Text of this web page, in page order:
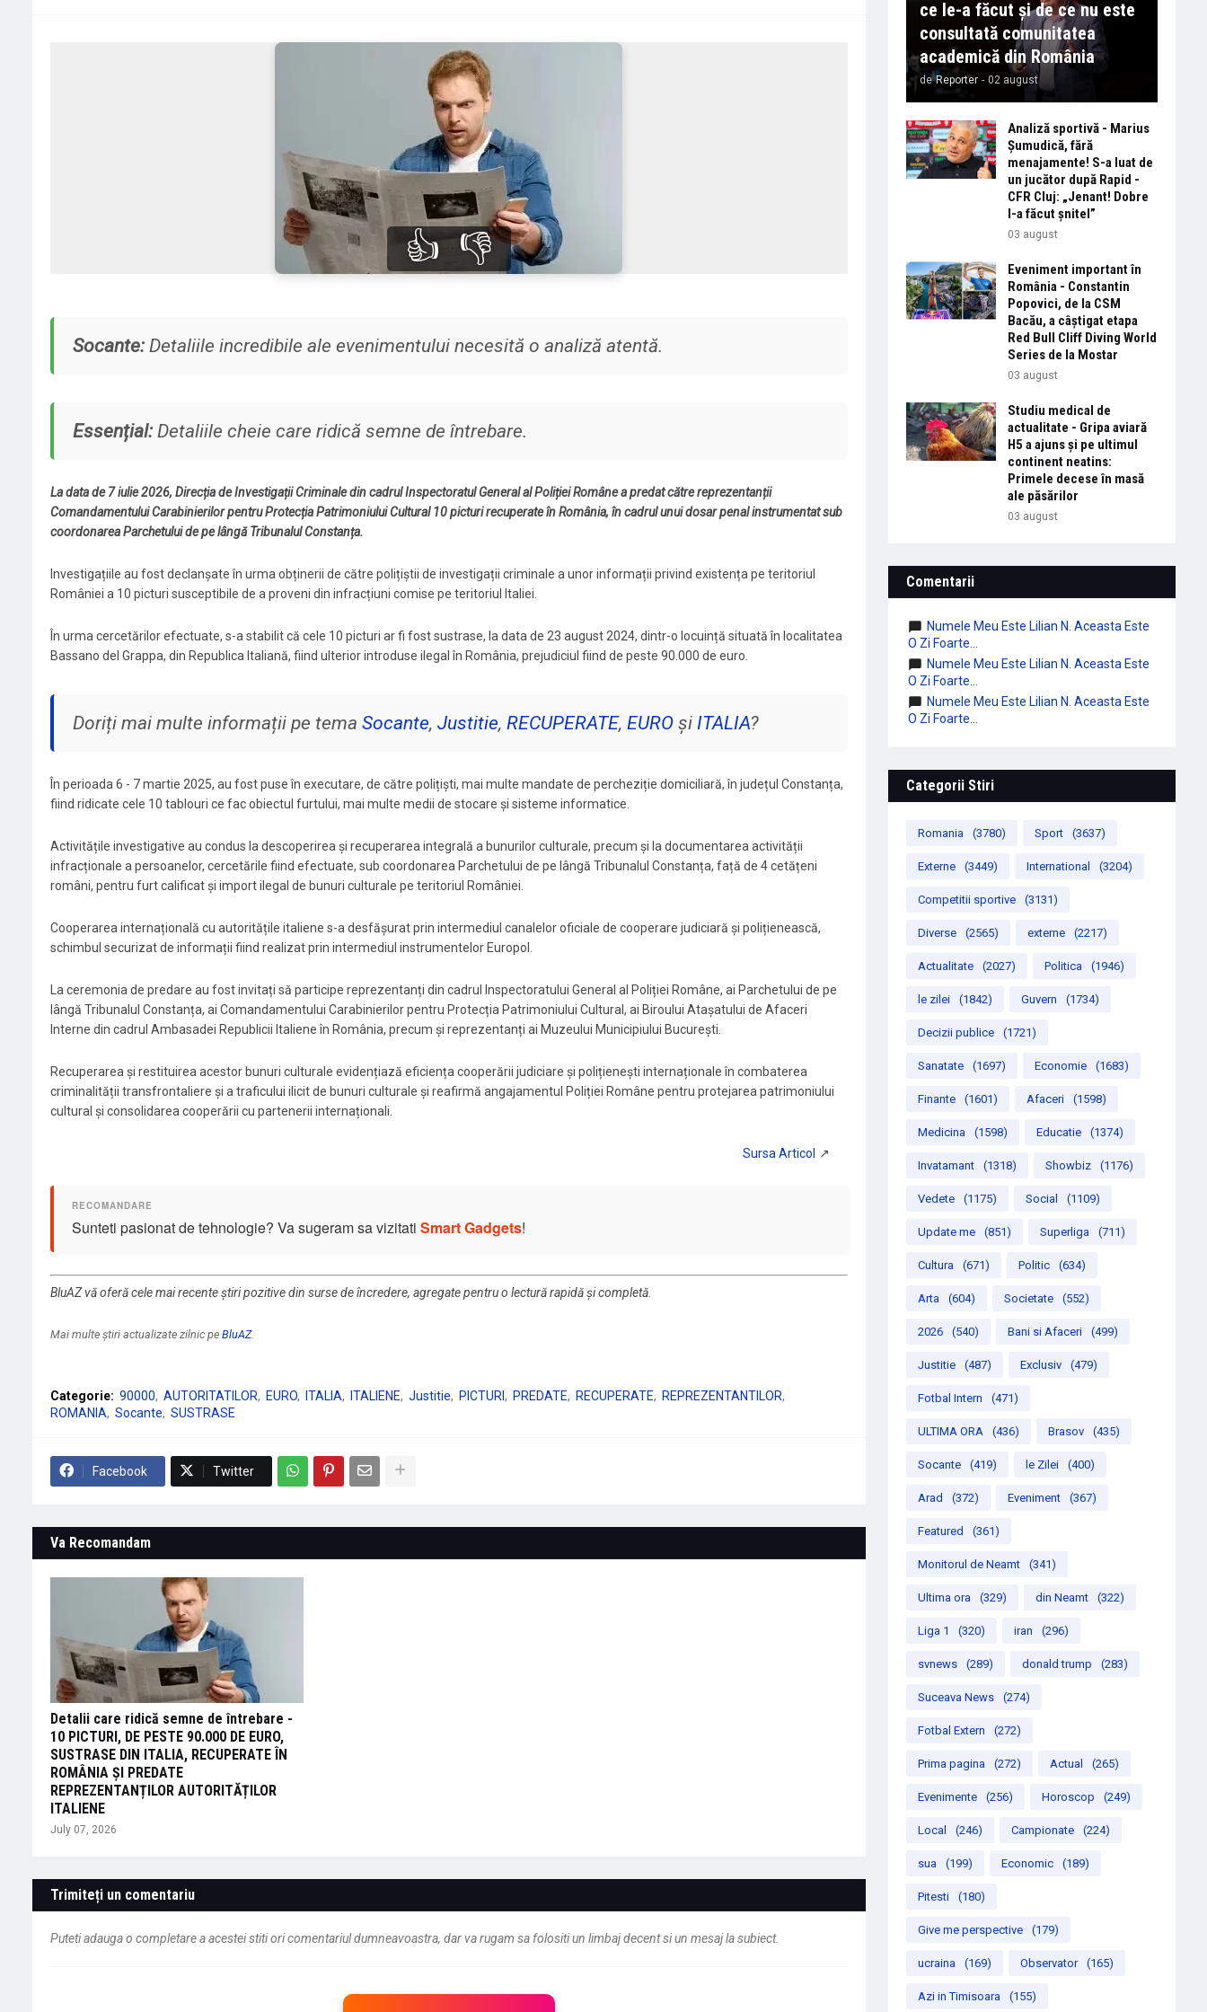
👍 👎
Socante:Detaliile incredibile ale evenimentului necesită o analiză atentă.
Essențial:Detaliile cheie care ridică semne de întrebare.
La data de 7 iulie 2026, Direcția de Investigații Criminale din cadrul Inspectoratul General al Poliției Române a predat către reprezentanții
Comandamentului Carabinierilor pentru Protecția Patrimoniului Cultural 10 picturi recuperate în România, în cadrul unui dosar penal instrumentat sub
coordonarea Parchetului de pe lângă Tribunalul Constanța.
Investigațiile au fost declanșate în urma obținerii de către polițiștii de investigații criminale a unor informații privind existența pe teritoriul
României a 10 picturi susceptibile de a proveni din infracțiuni comise pe teritoriul Italiei.
În urma cercetărilor efectuate, s-a stabilit că cele 10 picturi ar fi fost sustrase, la data de 23 august 2024, dintr-o locuință situată în localitatea
Bassano del Grappa, din Republica Italiană, fiind ulterior introduse ilegal în România, prejudiciul fiind de peste 90.000 de euro.
Doriți mai multe informații pe tema Socante, Justitie, RECUPERATE, EUROși ITALIA?
În perioada 6 - 7 martie 2025, au fost puse în executare, de către polițiști, mai multe mandate de percheziție domiciliară, în județul Constanța,
fiind ridicate cele 10 tablouri ce fac obiectul furtului, mai multe medii de stocare și sisteme informatice.
Activitățile investigative au condus la descoperirea și recuperarea integrală a bunurilor culturale, precum și la documentarea activității
infracționale a persoanelor, cercetările fiind efectuate, sub coordonarea Parchetului de pe lângă Tribunalul Constanța, față de 4 cetățeni
români, pentru furt calificat și import ilegal de bunuri culturale pe teritoriul României.
Cooperarea internațională cu autoritățile italiene s-a desfășurat prin intermediul canalelor oficiale de cooperare judiciară și polițienească,
schimbul securizat de informații fiind realizat prin intermediul instrumentelor Europol.
La ceremonia de predare au fost invitați să participe reprezentanți din cadrul Inspectoratului General al Poliției Române, ai Parchetului de pe
lângă Tribunalul Constanța, ai Comandamentului Carabinierilor pentru Protecția Patrimoniului Cultural, ai Biroului Atașatului de Afaceri
Interne din cadrul Ambasadei Republicii Italiene în România, precum și reprezentanți ai Muzeului Municipiului București.
Recuperarea și restituirea acestor bunuri culturale evidențiază eficiența cooperării judiciare și polițienești internaționale în combaterea
criminalității transfrontaliere și a traficului ilicit de bunuri culturale și reafirmă angajamentul Poliției Române pentru protejarea patrimoniului
cultural și consolidarea cooperării cu partenerii internaționali.
Sunteti pasionat de tehnologie? Va sugeram sa vizitati Smart Gadgets!
BluAZ vă oferă cele mai recente știri pozitive din surse de încredere, agregate pentru o lectură rapidă și completă.
Mai multe știri actualizate zilnic pe BluAZ.
Categorie: 90000 AUTORITATILOR EURO ITALIA ITALIENE Justitie PICTURI PREDATE RECUPERATE
REPREZENTANTILOR
ROMANIA
Socante SUSTRASE
Facebook Twitter
Va Recomandam
Detalii care ridică semne de întrebare -
10 PICTURI, DE PESTE 90.000 DE EURO,
SUSTRASE DIN ITALIA, RECUPERATE ÎN
ROMÂNIA ȘI PREDATE
REPREZENTANȚILOR AUTORITĂȚILOR
ITALIENE
July 07, 2026
Trimiteți un comentariu
Puteti adauga o completare a acestei stiti ori comentariul dumneavoastra, dar va rugam sa folositi un limbaj decent si un mesaj la subiect.
ce le-a făcut și de ce nu este
consultată comunitatea
academică din România
de Reporter - 02 august
Analiză sportivă - Marius
Șumudică, fără
menajamente! S-a luat de
un jucător după Rapid -
CFR Cluj: „Jenant! Dobre
l-a făcut șnitel”
03 august
Eveniment important în
România - Constantin
Popovici, de la CSM
Bacău, a câștigat etapa
Red Bull Cliff Diving World
Series de la Mostar
03 august
Studiu medical de
actualitate - Gripa aviară
H5 a ajuns și pe ultimul
continent neatins:
Primele decese în masă
ale păsărilor
03 august
Comentarii
Numele Meu Este Lilian N. Aceasta Este
O Zi Foarte...
Numele Meu Este Lilian N. Aceasta Este
O Zi Foarte...
Numele Meu Este Lilian N. Aceasta Este
O Zi Foarte...
Categorii Stiri
Romania (3780) Sport (3637)
Externe (3449) International (3204)
Competitii sportive (3131)
Diverse (2565) externe (2217)
Actualitate (2027) Politica (1946)
le zilei (1842) Guvern (1734)
Decizii publice (1721)
Sanatate (1697) Economie (1683)
Finante (1601) Afaceri (1598)
Medicina (1598) Educatie (1374)
Invatamant (1318) Showbiz (1176)
Vedete (1175) Social (1109)
Update me (851) Superliga (711)
Cultura (671) Politic (634)
Arta (604) Societate (552)
2026 (540) Bani si Afaceri (499)
Justitie (487) Exclusiv (479)
Fotbal Intern (471)
ULTIMA ORA (436) Brasov (435)
Socante (419) le Zilei (400)
Arad (372) Eveniment (367)
Featured (361)
Monitorul de Neamt (341)
Ultima ora (329) din Neamt (322)
Liga 1 (320) iran (296)
svnews (289) donald trump (283)
Suceava News (274)
Fotbal Extern (272)
Prima pagina (272) Actual (265)
Evenimente (256) Horoscop (249)
Local (246) Campionate (224)
sua (199) Economic (189)
Pitesti (180)
Give me perspective (179)
ucraina (169) Observator (165)
Azi in Timisoara (155)